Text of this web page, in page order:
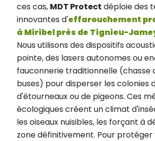
ces cas, MDT Protect déploie des
innovantes d'effarouchement
à Miribel près de Tignieu-
Nous utilisons des dispositifs
pointe, des lasers autonomes ou
fauconnerie traditionnelle (chasse
buses) pour disperser les colonies
d'étourneaux ou de pigeons. Ces
écologiques créent un climat
les oiseaux nuisibles, les forçant à
zone définitivement. Pour protéger